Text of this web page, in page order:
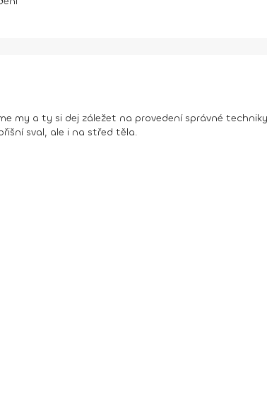
my a ty si dej záležet na provedení správné
sval, ale i na střed těla.